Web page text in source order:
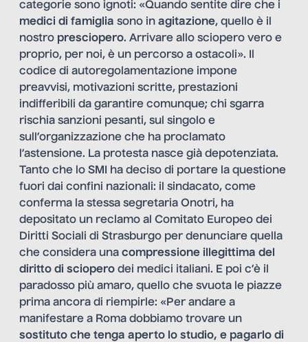
categorie sono ignoti: «Quando sentite dire che i
medici di famiglia sono in agitazione, quello è il
nostro presciopero. Arrivare allo sciopero vero e
proprio, per noi, è un percorso a ostacoli». Il
codice di autoregolamentazione impone
preavvisi, motivazioni scritte, prestazioni
indifferibili da garantire comunque; chi sgarra
rischia sanzioni pesanti, sul singolo e
sull’organizzazione che ha proclamato
l’astensione. La protesta nasce già depotenziata.
Tanto che lo SMI ha deciso di portare la questione
fuori dai confini nazionali: il sindacato, come
conferma la stessa segretaria Onotri, ha
depositato un reclamo al Comitato Europeo dei
Diritti Sociali di Strasburgo per denunciare quella
che considera una compressione illegittima del
diritto di sciopero dei medici italiani. E poi c’è il
paradosso più amaro, quello che svuota le piazze
prima ancora di riempirle: «Per andare a
manifestare a Roma dobbiamo trovare un
sostituto che tenga aperto lo studio, e pagarlo di